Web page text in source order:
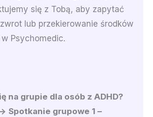
się z Tobą, aby zapytać
lub przekierowanie środków
w Psychomedic.
na grupie dla osób z ADHD?
Spotkanie grupowe 1 –